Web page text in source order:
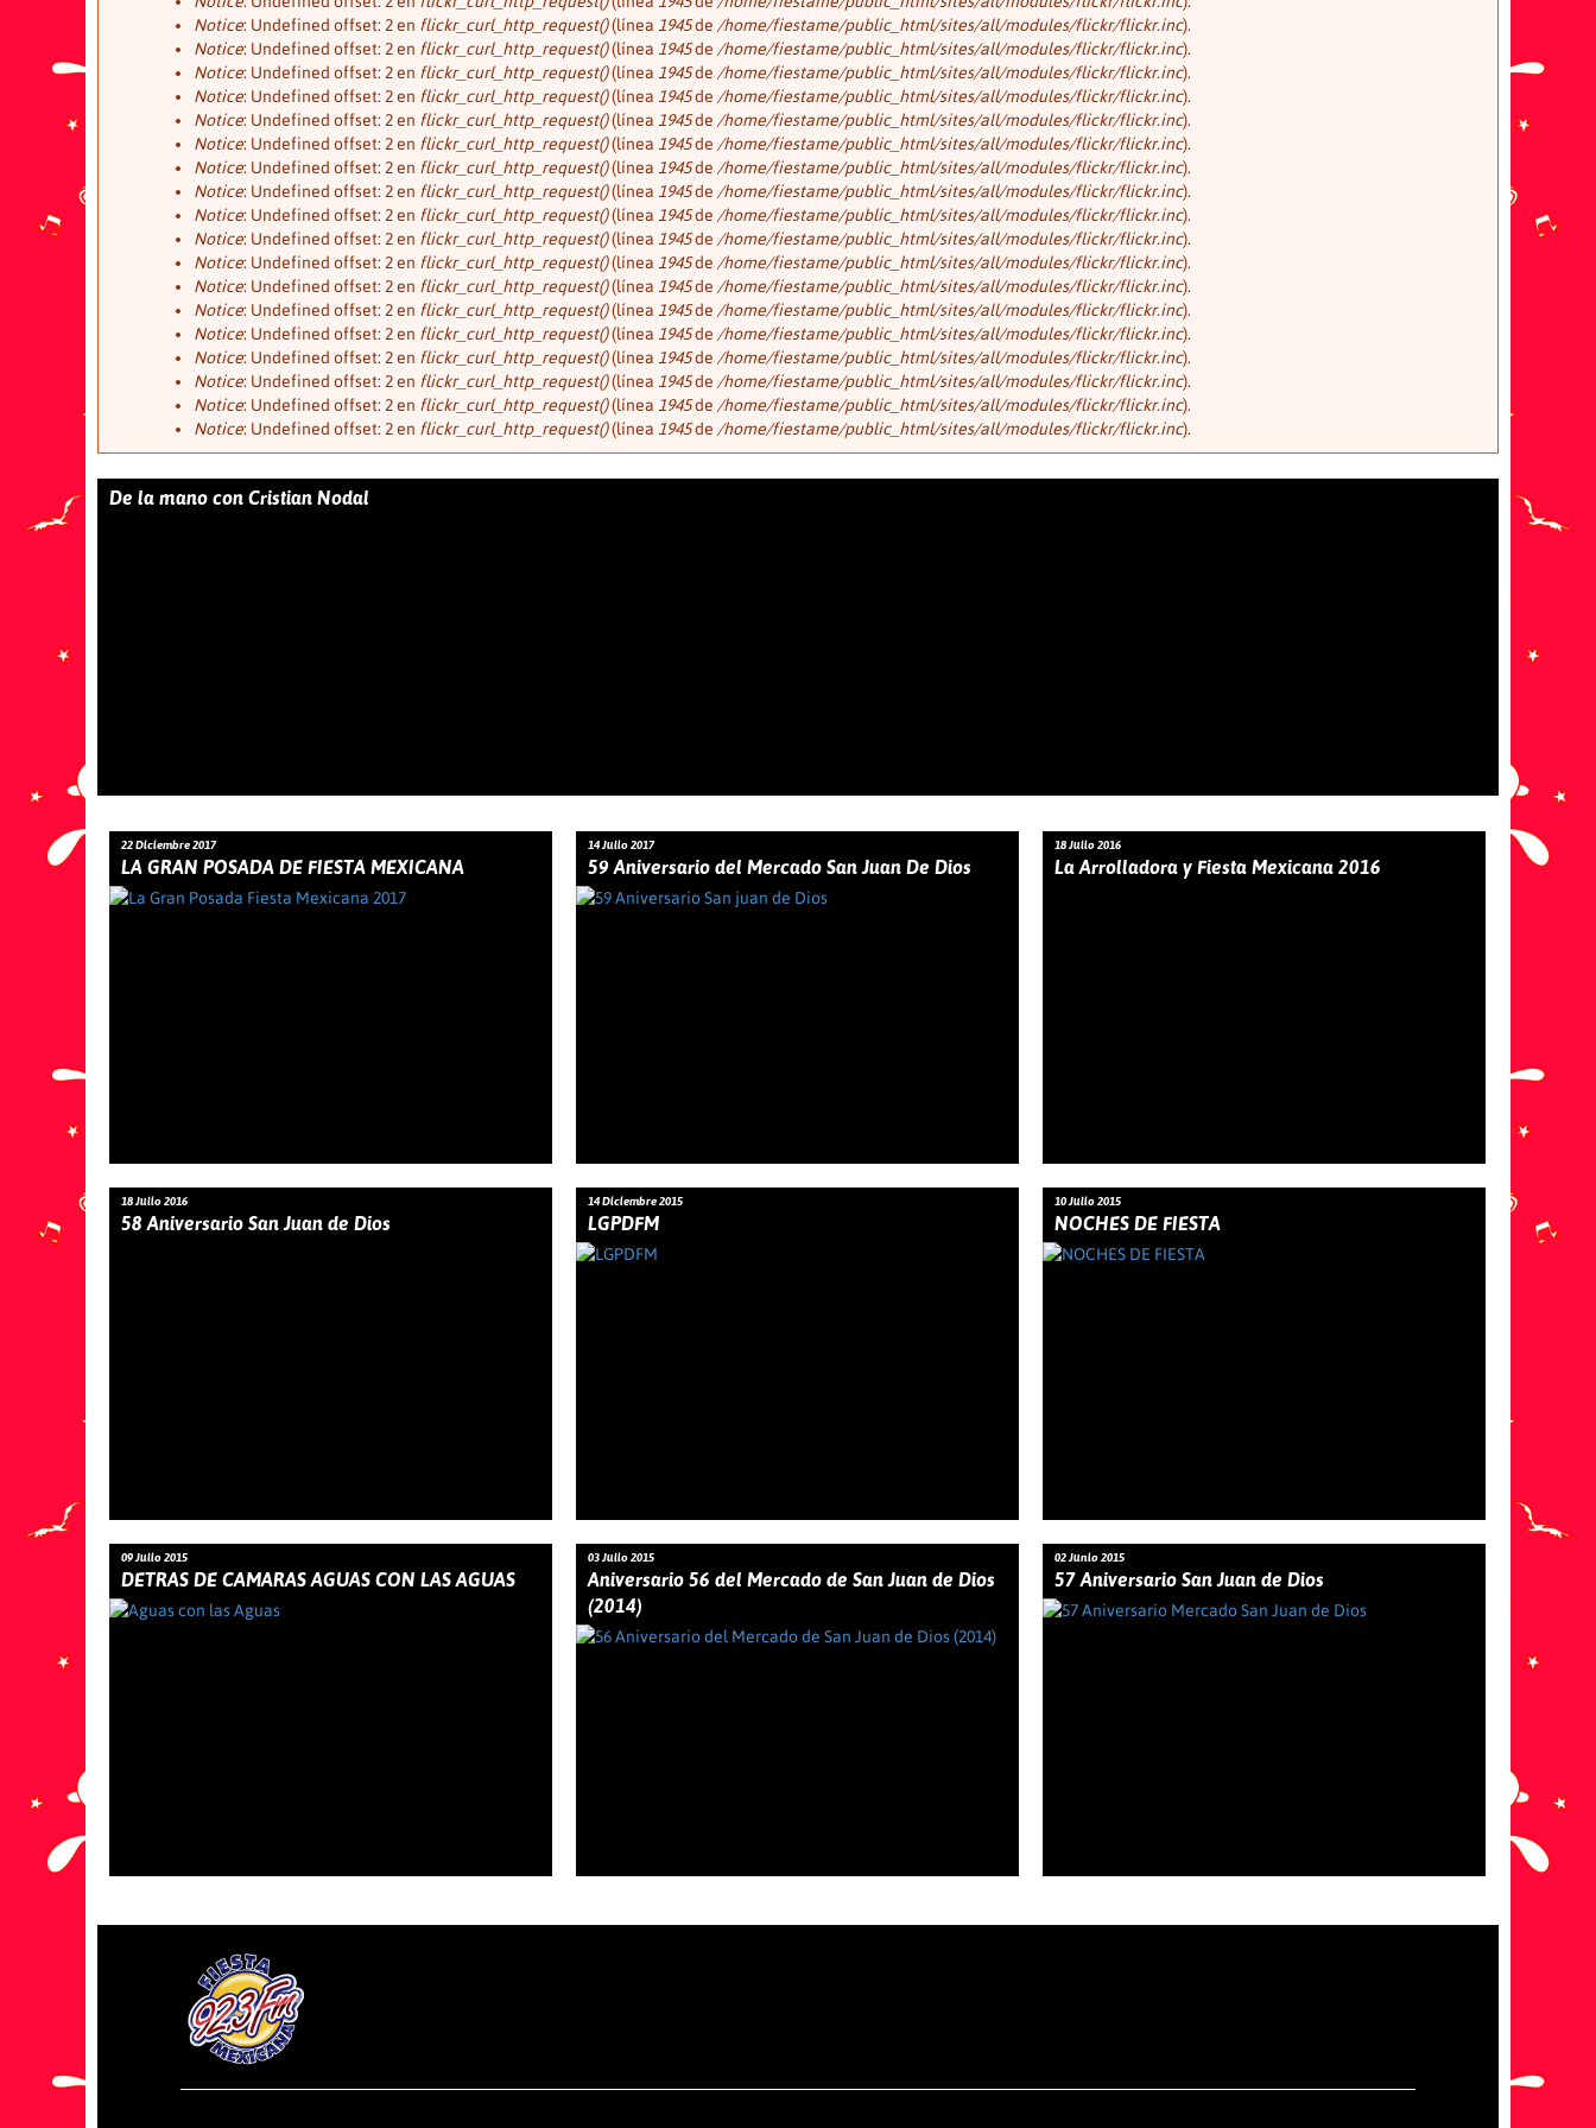
Notice: Undefined offset: 2 en flickr_curl_http_request()(línea 1945de /home/fiestame/public_html/sites/all/modules/flickr/flickr.inc).
Notice: Undefined offset: 2 en flickr_curl_http_request()(línea 1945de /home/fiestame/public_html/sites/all/modules/flickr/flickr.inc).
Notice: Undefined offset: 2 en flickr_curl_http_request()(línea 1945de /home/fiestame/public_html/sites/all/modules/flickr/flickr.inc).
Notice: Undefined offset: 2 en flickr_curl_http_request()(línea 1945de /home/fiestame/public_html/sites/all/modules/flickr/flickr.inc).
Notice: Undefined offset: 2 en flickr_curl_http_request()(línea 1945de /home/fiestame/public_html/sites/all/modules/flickr/flickr.inc).
Notice: Undefined offset: 2 en flickr_curl_http_request()(línea 1945de /home/fiestame/public_html/sites/all/modules/flickr/flickr.inc).
Notice: Undefined offset: 2 en flickr_curl_http_request()(línea 1945de /home/fiestame/public_html/sites/all/modules/flickr/flickr.inc).
Notice: Undefined offset: 2 en flickr_curl_http_request()(línea 1945de /home/fiestame/public_html/sites/all/modules/flickr/flickr.inc).
Notice: Undefined offset: 2 en flickr_curl_http_request()(línea 1945de /home/fiestame/public_html/sites/all/modules/flickr/flickr.inc).
Notice: Undefined offset: 2 en flickr_curl_http_request()(línea 1945de /home/fiestame/public_html/sites/all/modules/flickr/flickr.inc).
Notice: Undefined offset: 2 en flickr_curl_http_request()(línea 1945de /home/fiestame/public_html/sites/all/modules/flickr/flickr.inc).
Notice: Undefined offset: 2 en flickr_curl_http_request()(línea 1945de /home/fiestame/public_html/sites/all/modules/flickr/flickr.inc).
Notice: Undefined offset: 2 en flickr_curl_http_request()(línea 1945de /home/fiestame/public_html/sites/all/modules/flickr/flickr.inc).
Notice: Undefined offset: 2 en flickr_curl_http_request()(línea 1945de /home/fiestame/public_html/sites/all/modules/flickr/flickr.inc).
Notice: Undefined offset: 2 en flickr_curl_http_request()(línea 1945de /home/fiestame/public_html/sites/all/modules/flickr/flickr.inc).
Notice: Undefined offset: 2 en flickr_curl_http_request()(línea 1945de /home/fiestame/public_html/sites/all/modules/flickr/flickr.inc).
Notice: Undefined offset: 2 en flickr_curl_http_request()(línea 1945de /home/fiestame/public_html/sites/all/modules/flickr/flickr.inc).
Notice: Undefined offset: 2 en flickr_curl_http_request()(línea 1945de /home/fiestame/public_html/sites/all/modules/flickr/flickr.inc).
De la mano con Cristian Nodal
22 Diciembre 2017
LA GRAN POSADA DE FIESTA MEXICANA
14 Julio 2017
59 Aniversario del Mercado San Juan De Dios
18 Julio 2016
La Arrolladora y Fiesta Mexicana 2016
18 Julio 2016
58 Aniversario San Juan de Dios
14 Diciembre 2015
LGPDFM
10 Julio 2015
NOCHES DE FIESTA
09 Julio 2015
DETRAS DE CAMARAS AGUAS CON LAS AGUAS
03 Julio 2015
Aniversario 56 del Mercado de San Juan de Dios
(2014)
02 Junio 2015
57 Aniversario San Juan de Dios